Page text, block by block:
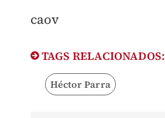
caov
TAGS RELACIONADOS:
Héctor Parra